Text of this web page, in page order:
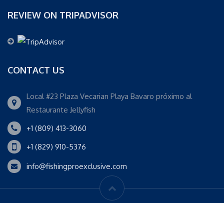
REVIEW ON TRIPADVISOR
CONTACT US
Local #23 Plaza Vecarian Playa Bavaro próximo al
Restaurante Jellyfish
+1 (809) 413-3060
+1 (829) 910-5376
info@fishingproexclusive.com